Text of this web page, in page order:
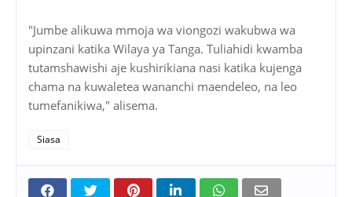
"Jumbe alikuwa mmoja wa viongozi wakubwa wa
upinzani katika Wilaya ya Tanga. Tuliahidi kwamba
tutamshawishi aje kushirikiana nasi katika kujenga
chama na kuwaletea wananchi maendeleo, na leo
tumefanikiwa," alisema.
Siasa